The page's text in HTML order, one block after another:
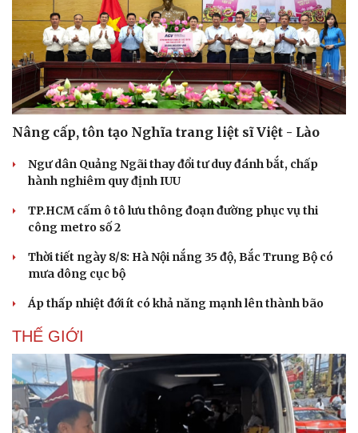
Nâng cấp, tôn tạo Nghĩa trang liệt sĩ Việt - Lào
Ngư dân Quảng Ngãi thay đổi tư duy đánh bắt, chấp
hành nghiêm quy định IUU
TP.HCM cấm ô tô lưu thông đoạn đường phục vụ thi
công metro số 2
Thời tiết ngày 8/8: Hà Nội nắng 35 độ, Bắc Trung Bộ có
mưa dông cục bộ
Áp thấp nhiệt đới ít có khả năng mạnh lên thành bão
THẾ GIỚI